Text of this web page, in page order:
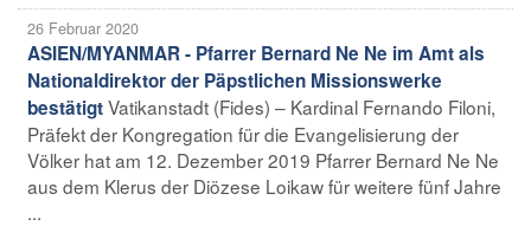
26 Februar 2020
ASIEN/MYANMAR - Pfarrer Bernard Ne Ne im Amt als
Nationaldirektor der Päpstlichen Missionswerke
bestätigtVatikanstadt (Fides) – Kardinal Fernando Filoni,
Präfekt der Kongregation für die Evangelisierung der
Völker hat am 12. Dezember 2019 Pfarrer Bernard Ne Ne
aus dem Klerus der Diözese Loikaw für weitere fünf Jahre
...